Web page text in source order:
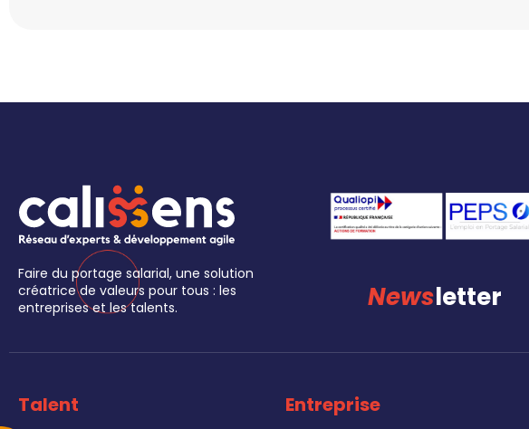
Faire du portage salarial, une solution
créatrice de valeurs pour tous : les
entreprises et les talents.
Newsletter
Talent Entreprise